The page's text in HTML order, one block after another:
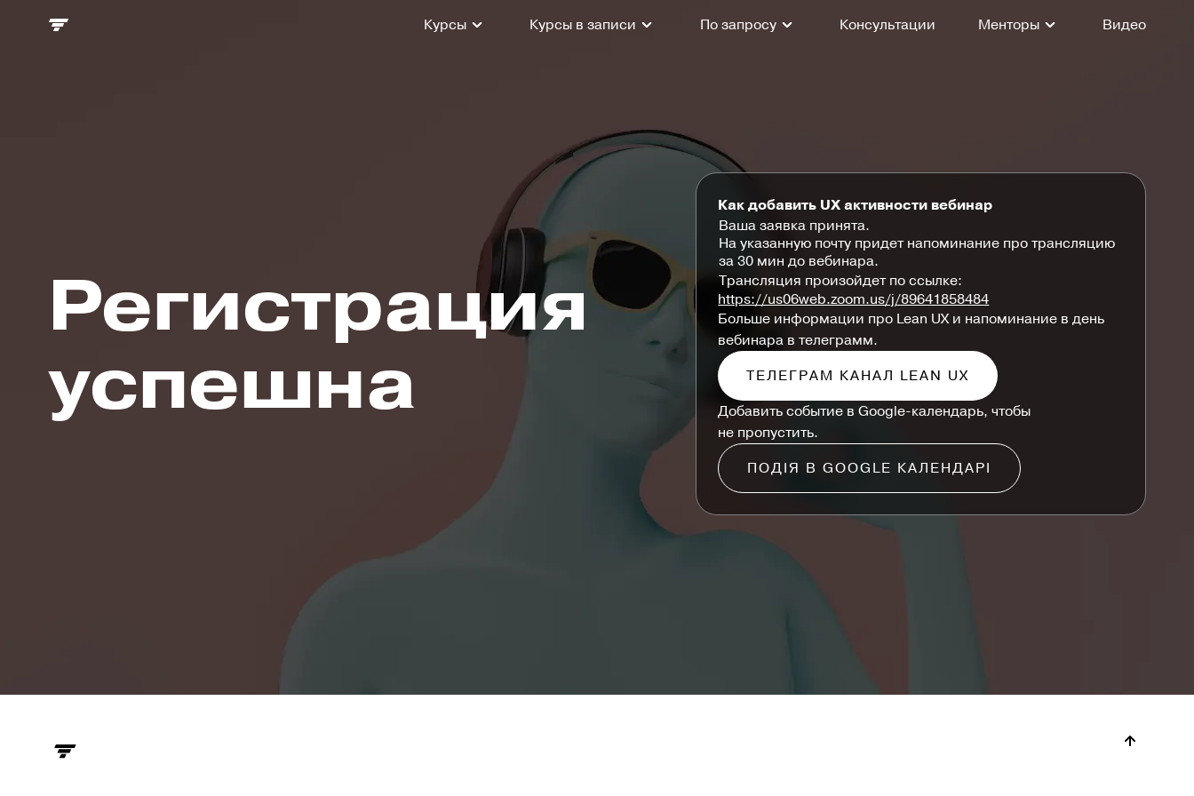
Курсы Курсы в записи По запросу Консультации Менторы Видео
Регистрация
успешна
Как добавить UX активности вебинар
Ваша заявка принята.
На указанную почту придет напоминание про трансляцию
за 30 мин до вебинара.
Трансляция произойдет по ссылке:
https://us06web.zoom.us/j/89641858484
Больше информации про Lean UX и напоминание в день
вебинара в телеграмм.
ТЕЛЕГРАМ КАНАЛ LEAN UX
Добавить событие в Google-календарь, чтобы
не пропустить.
ПОДІЯ В GOOGLE КАЛЕНДАРІ